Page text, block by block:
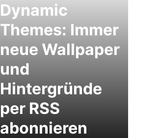
Dynamic
Themes: Immer
neue Wallpaper
und
Hintergründe
per RSS
abonnieren